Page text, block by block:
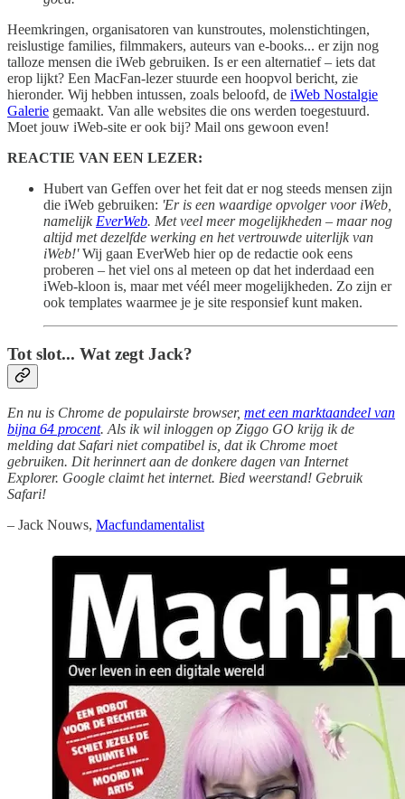
Heemkringen, organisatoren van kunstroutes, molenstichtingen,
reislustige families, filmmakers, auteurs van e-books... er zijn nog
talloze mensen die iWeb gebruiken. Is er een alternatief – iets dat
erop lijkt? Een MacFan-lezer stuurde een hoopvol bericht, zie
hieronder. Wij hebben intussen, zoals beloofd, de iWeb Nostalgie
Galerie gemaakt. Van alle websites die ons werden toegestuurd.
Moet jouw iWeb-site er ook bij? Mail ons gewoon even!
REACTIE VAN EEN LEZER:
Hubert van Geffen over het feit dat er nog steeds mensen zijn
die iWeb gebruiken: 'Er is een waardige opvolger voor iWeb,
namelijk EverWeb. Met veel meer mogelijkheden – maar nog
altijd met dezelfde werking en het vertrouwde uiterlijk van
iWeb!'Wij gaan EverWeb hier op de redactie ook eens
proberen – het viel ons al meteen op dat het inderdaad een
iWeb-kloon is, maar met véél meer mogelijkheden. Zo zijn er
ook templates waarmee je je site responsief kunt maken.
Tot slot... Wat zegt Jack?
En nu is Chrome de populairste browser, met een marktaandeel van
bijna 64 procent. Als ik wil inloggen op Ziggo GO krijg ik de
melding dat Safari niet compatibel is, dat ik Chrome moet
gebruiken. Dit herinnert aan de donkere dagen van Internet
Explorer. Google claimt het internet. Bied weerstand! Gebruik
Safari!
– Jack Nouws, Macfundamentalist